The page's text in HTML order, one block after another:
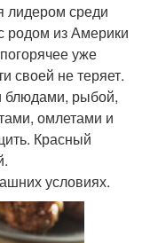
лидером среди
родом из Америки
уже
своей не теряет.
блюдами, рыбой,
омлетами и
Красный
условиях.